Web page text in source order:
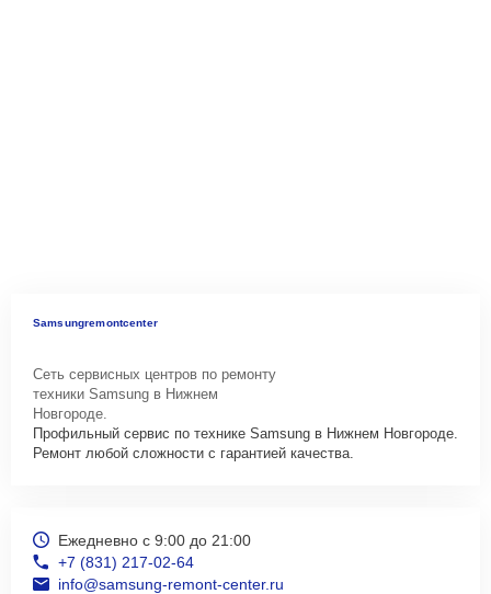
Samsungremontcenter
Сеть сервисных центров по ремонту
техники Samsung в Нижнем
Новгороде.
Профильный сервис по технике Samsung в Нижнем Новгороде.
Ремонт любой сложности с гарантией качества.
Ежедневно с 9:00 до 21:00
+7 (831) 217-02-64
info@samsung-remont-center.ru